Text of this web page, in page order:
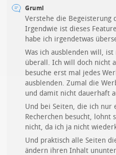
Gruml
Verstehe die Begeisterung
Irgendwie ist dieses
habe ich irgendetwas
Was ich ausblenden will,
überall. Ich will doch nicht
besuche erst mal jedes
ausblenden. Zumal die
und damit nicht dauerhaft
Und bei Seiten, die ich nur
Recherchen besucht, lohnt
nicht, da ich ja nicht
Und praktisch alle Seiten
ändern ihren Inhalt